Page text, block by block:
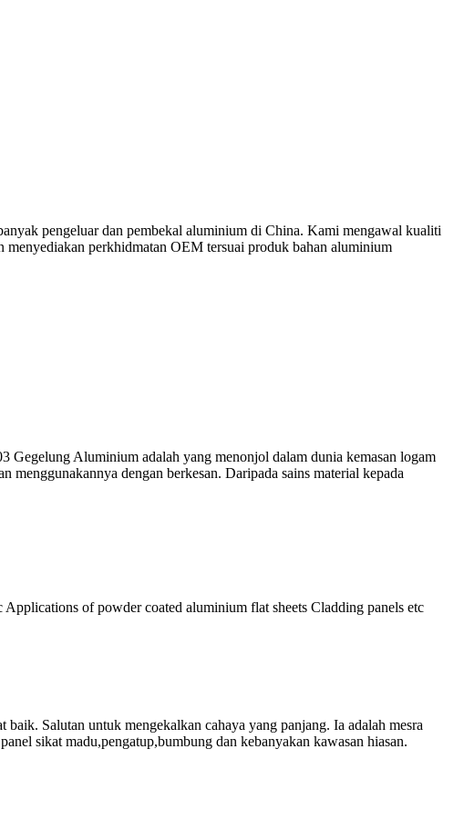
pengeluar dan pembekal aluminium di China. Kami mengawal kualiti
menyediakan perkhidmatan OEM tersuai produk bahan aluminium
Gegelung Aluminium adalah yang menonjol dalam dunia kemasan logam
dengan berkesan. Daripada sains material kepada
Applications of powder coated aluminium flat sheets Cladding panels etc
Salutan untuk mengekalkan cahaya yang panjang. Ia adalah mesra
sikat madu,pengatup,bumbung dan kebanyakan kawasan hiasan.